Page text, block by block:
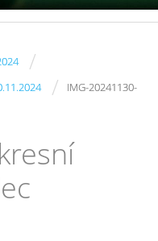
/
/
IMG-20241130-